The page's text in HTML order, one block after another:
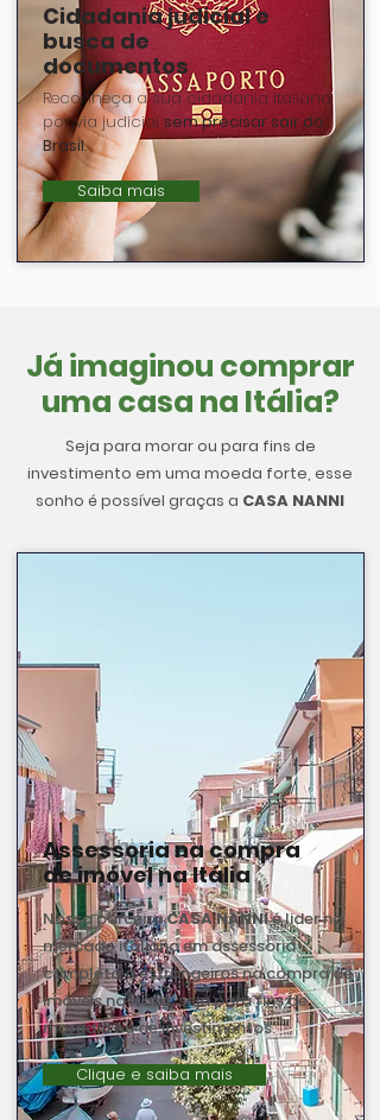
Cidadania judicial e
busca de
documentos
Reconheça a sua cidadania italiana
por via judicial sem precisar sair do
Brasil.
Saiba mais
Já imaginou comprar
uma casa na Itália?
Seja para morar ou para fins de
investimento em uma moeda forte, esse
sonho é possível graças a CASA NANNI
Assessoria na compra
de imóvel na Itália
Nossa parceiraCASA NANNIé lider no
mercado italiano em assessoria
completa a estrangeiros na compra de
imóveis na Itália, seja para fins de
moradia ou de investimentos.
Clique e saiba mais